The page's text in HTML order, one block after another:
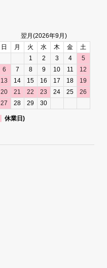
翌月(2026年9月)
日
月 火 水 木 金
土
1
2 3 4
5
6
7 8 9 10 11
12
13
14 15 16 17 18
19
20
21 22 23 24 25
26
27
28 29 30
休業日)